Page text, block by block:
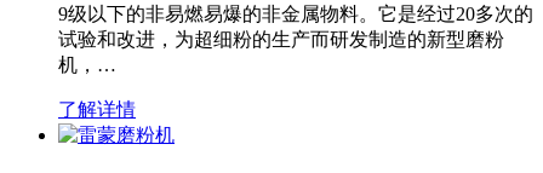
9级以下的非易燃易爆的非金属物料。它是经过20多次的
试验和改进，为超细粉的生产而研发制造的新型磨粉
机，…
了解详情